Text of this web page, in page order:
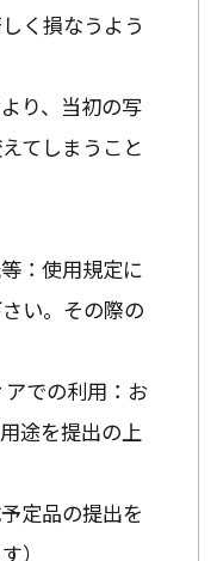
く損なうよう
り、当初の写
てしまうこと
：使用規定に
い。その際の
での利用：お
途を提出の上
定品の提出を
）